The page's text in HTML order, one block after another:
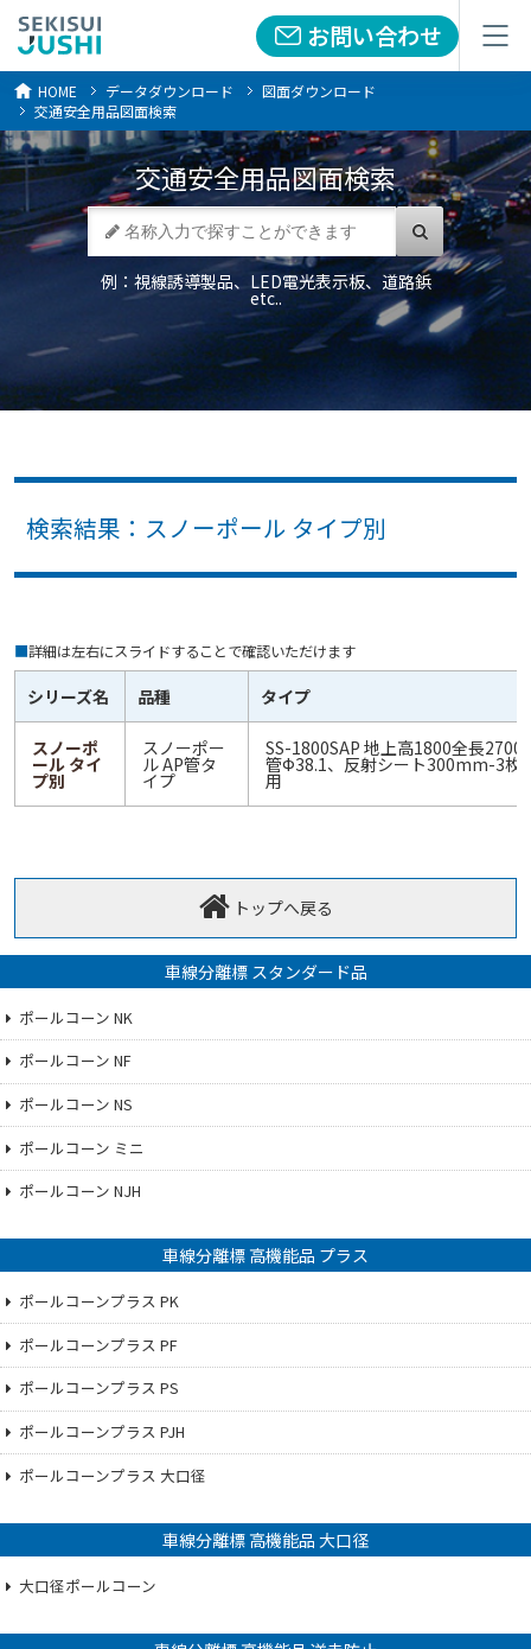
お問い合わせ
メニュー お問い合わせ
メニュー
HOME データダウンロード
図面ダウンロード
交通安全用品図面検索
交通安全用品図面検索
例：視線誘導製品、LED電光表示板、道路鋲
etc..
検索結果：スノーポール タイプ別
■詳細は左右にスライドすることで確認いただけます
シリーズ名 品種 タイプ
スノーポ
ール タイ
プ別
スノーポー
ル AP管タ
イプ
SS-1800SAP 地上高1800全長2700
管Ф38.1、反射シート300mm-3枚
用
トップへ戻る
車線分離標 スタンダード品
ポールコーン NK
ポールコーン NF
ポールコーン NS
ポールコーン ミニ
ポールコーン NJH
車線分離標 高機能品 プラス
ポールコーンプラス PK
ポールコーンプラス PF
ポールコーンプラス PS
ポールコーンプラス PJH
ポールコーンプラス 大口径
車線分離標 高機能品 大口径
大口径ポールコーン